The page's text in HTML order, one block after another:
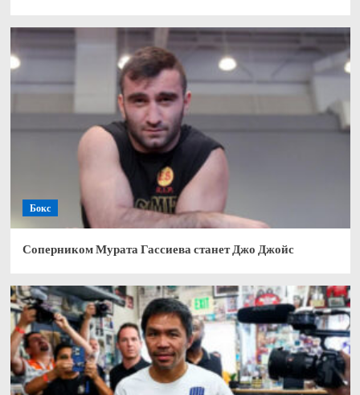
Бокс
Соперником Мурата Гассиева станет Джо Джойс